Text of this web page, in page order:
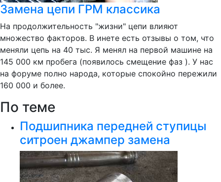
Замена цепи ГРМ классика
На продолжительность "жизни" цепи влияют
множество факторов. В инете есть отзывы о том, что
меняли цепь на 40 тыс. Я менял на первой машине на
145 000 км пробега (появилось смещение фаз ). У нас
на форуме полно народа, которые спокойно пережили
160 000 и более.
По теме
Подшипника передней ступицы
ситроен джампер замена